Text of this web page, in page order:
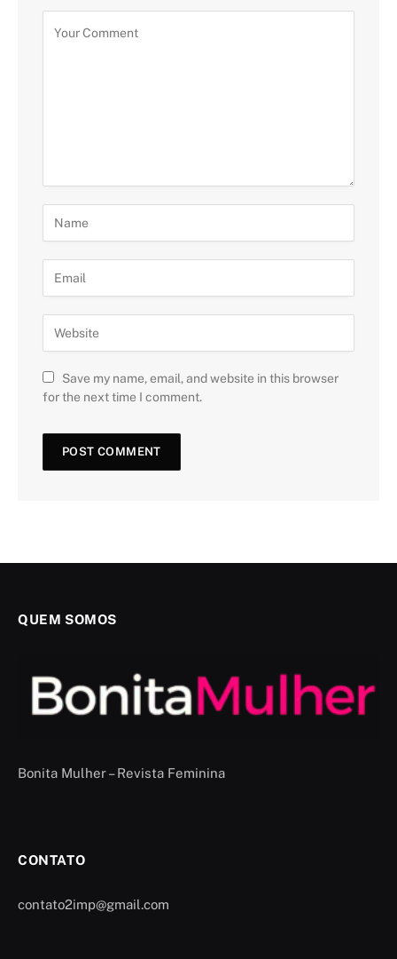
Save my name, email, and website in this browser
for the next time I comment.
QUEM SOMOS
Bonita Mulher – Revista Feminina
CONTATO
contato2imp@gmail.com